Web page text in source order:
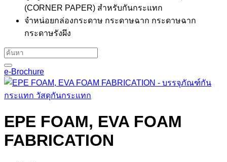
(CORNER PAPER) สำหรับกันกระแทก
จำหน่อยกล่องกระดาษ กระดาษฉาก กระดาษฉาก
กระดาษรังผึง
e-Brochure
EPE FOAM, EVA FOAM
FABRICATION